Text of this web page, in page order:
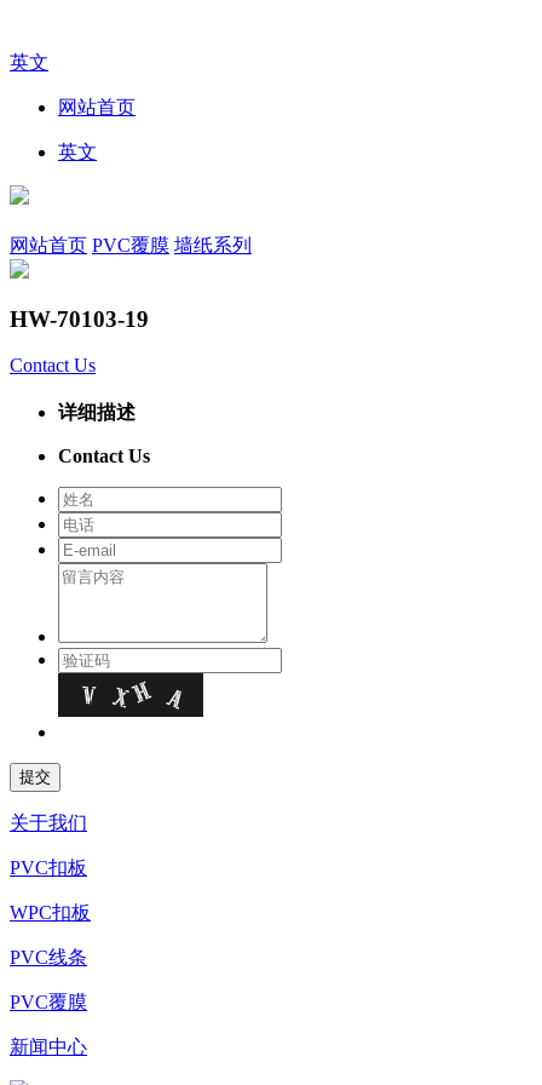
英文
网站首页
英文
网站首页 PVC覆膜 墙纸系列
HW-70103-19
Contact Us
详细描述
Contact Us
关于我们
PVC扣板
WPC扣板
PVC线条
PVC覆膜
新闻中心